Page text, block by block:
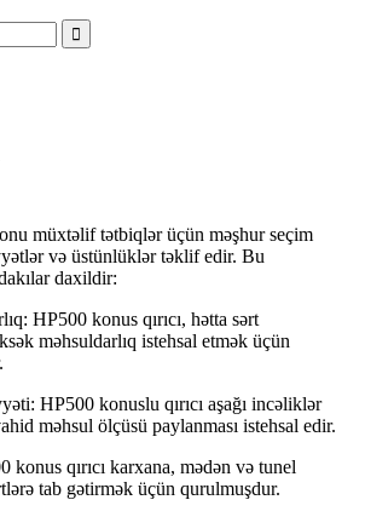
onu müxtəlif tətbiqlər üçün məşhur seçim
və üstünlüklər təklif edir. Bu
daxildir:
HP500 konus qırıcı, hətta sərt
məhsuldarlıq istehsal etmək üçün
HP500 konuslu qırıcı aşağı incəliklər
məhsul ölçüsü paylanması istehsal edir.
konus qırıcı karxana, mədən və tunel
tab gətirmək üçün qurulmuşdur.